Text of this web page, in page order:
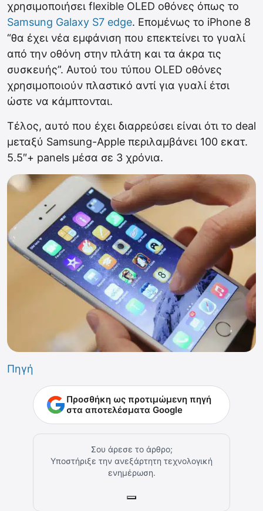
χρησιμοποιήσει flexible OLED οθόνες όπως το
Samsung Galaxy S7 edge. Επομένως το iPhone 8
“θα έχει νέα εμφάνιση που επεκτείνει το γυαλί
από την οθόνη στην πλάτη και τα άκρα τις
συσκευής”. Αυτού του τύπου OLED οθόνες
χρησιμοποιούν πλαστικό αντί για γυαλί έτσι
ώστε να κάμπτονται.
Τέλος, αυτό που έχει διαρρεύσει είναι ότι το deal
μεταξύ Samsung-Apple περιλαμβάνει 100 εκατ.
5.5″+ panels μέσα σε 3 χρόνια.
Πηγή
Προσθήκη ως προτιμώμενη πηγή
στα αποτελέσματα Google
Σου άρεσε το άρθρο;
Υποστήριξε την ανεξάρτητη τεχνολογική
ενημέρωση.